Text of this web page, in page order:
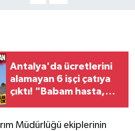
Antalya'da ücretlerini
alamayan 6 işçi çatıya
çıktı! "Babam hasta,
Müdürlüğü ekiplerinin